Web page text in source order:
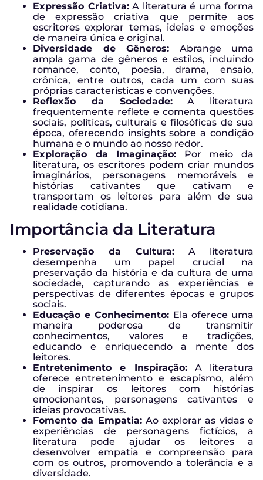
Expressão Criativa:A literatura é uma forma
de expressão criativa que permite aos
escritores explorar temas, ideias e emoções
de maneira única e original.
Diversidade de Gêneros: Abrange uma
ampla gama de gêneros e estilos, incluindo
romance, conto, poesia, drama, ensaio,
crônica, entre outros, cada um com suas
próprias características e convenções.
Reflexão da Sociedade:A literatura
frequentemente reflete e comenta questões
sociais, políticas, culturais e filosóficas de sua
época, oferecendo insights sobre a condição
humana e o mundo ao nosso redor.
Exploração da Imaginação: Por meio da
literatura, os escritores podem criar mundos
imaginários, personagens memoráveis ​​e
histórias cativantes que cativam e
transportam os leitores para além de sua
realidade cotidiana.
Importância da Literatura
Preservação da Cultura: A literatura
desempenha um papel crucial na
preservação da história e da cultura de uma
sociedade, capturando as experiências e
perspectivas de diferentes épocas e grupos
sociais.
Educação e Conhecimento: Ela oferece uma
maneira poderosa de transmitir
conhecimentos, valores e tradições,
educando e enriquecendo a mente dos
leitores.
Entretenimento e Inspiração:A literatura
oferece entretenimento e escapismo, além
de inspirar os leitores com histórias
emocionantes, personagens cativantes e
ideias provocativas.
Fomento da Empatia:Ao explorar as vidas e
experiências de personagens fictícios, a
literatura pode ajudar os leitores a
desenvolver empatia e compreensão para
com os outros, promovendo a tolerância e a
diversidade.